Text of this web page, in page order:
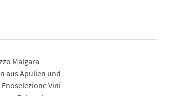
Malgara
aus Apulien und
Vini